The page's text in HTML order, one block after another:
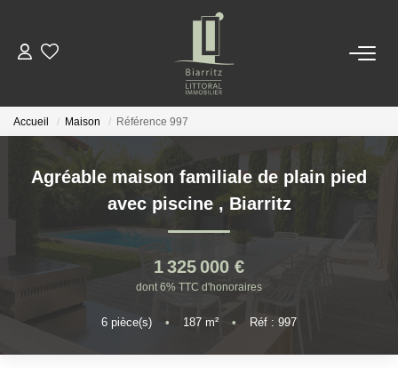
NOS BIENS
ESTIMER
NOTRE AGENCE
CONTACT
Accueil Maison Référence 997
Agréable maison familiale de plain pied
avec piscine , Biarritz
1 325 000 €
dont 6% TTC d'honoraires
6 pièce(s) • 187 m² • Réf : 997